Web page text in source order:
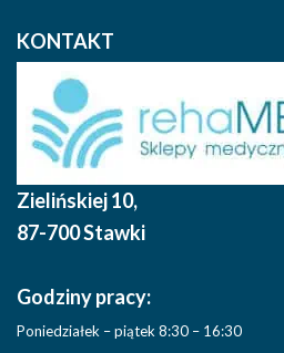
KONTAKT
Zielińskiej 10,
87-700 Stawki
Godziny pracy:
Poniedziałek – piątek 8:30 – 16:30